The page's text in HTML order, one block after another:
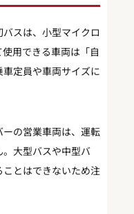
スは、小型マイクロ
用できる車両は「自
定員や車両サイズに
の営業車両は、運転
大型バスや中型バ
とはできないため注